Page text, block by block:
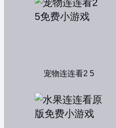
宠物连连看2 5